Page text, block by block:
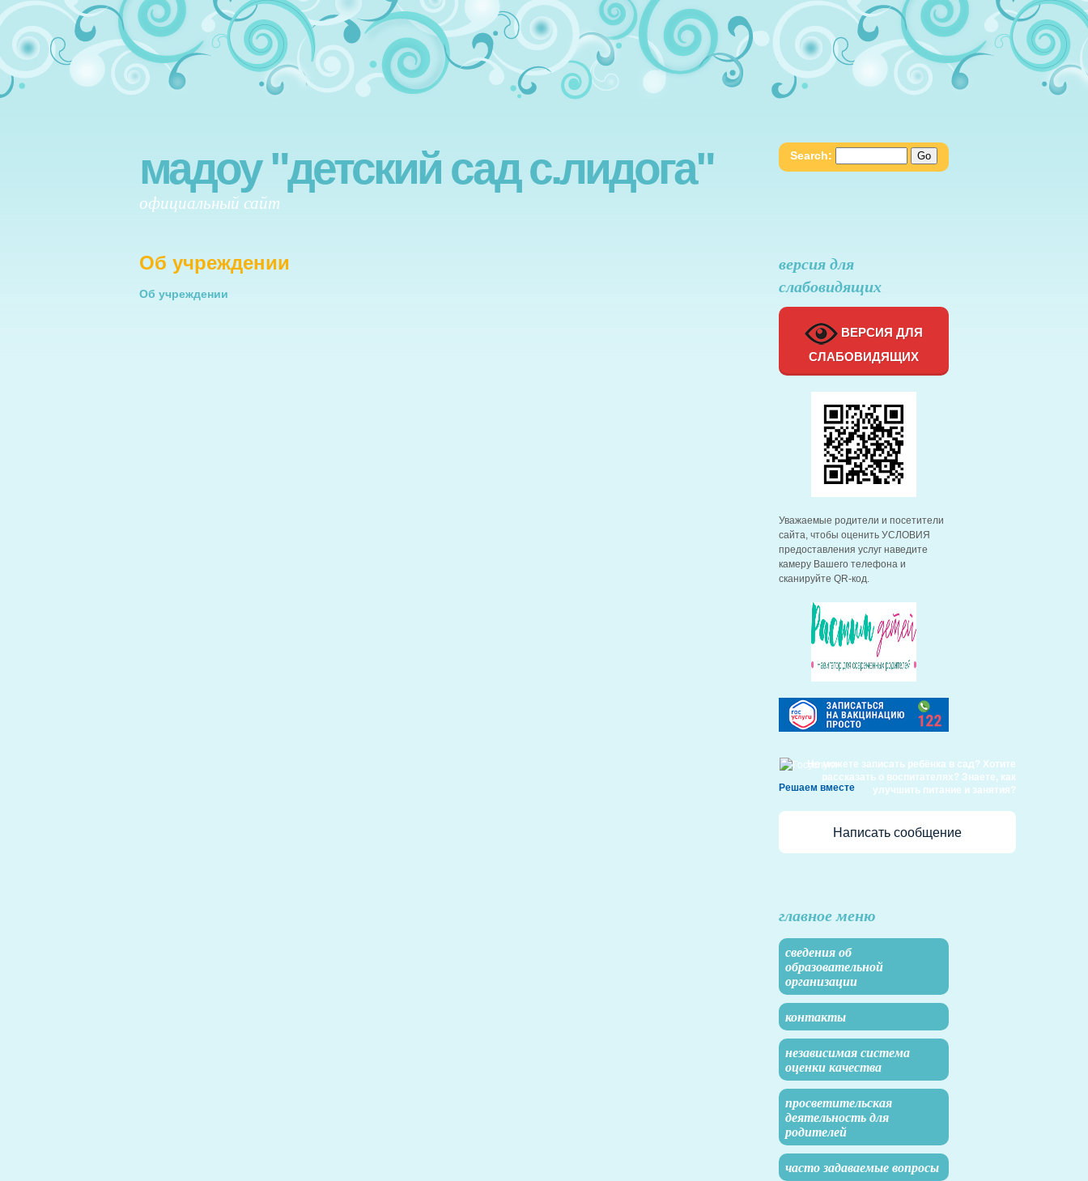
мадоу "детский сад с.лидога" Search:
официальный сайт
Об учреждении
Об учреждении
версия для
слабовидящих
ВЕРСИЯ ДЛЯ
СЛАБОВИДЯЩИХ
Уважаемые родители и посетители
сайта, чтобы оценить УСЛОВИЯ
предоставления услуг наведите
камеру Вашего телефона и
сканируйте QR-код.
Решаем вместе
Не можете записать ребёнка в сад? Хотите
рассказать о воспитателях? Знаете, как
улучшить питание и занятия?
Написать сообщение
главное меню
сведения об
образовательной
организации
контакты
независимая система
оценки качества
просветительская
деятельность для
родителей
часто задаваемые вопросы